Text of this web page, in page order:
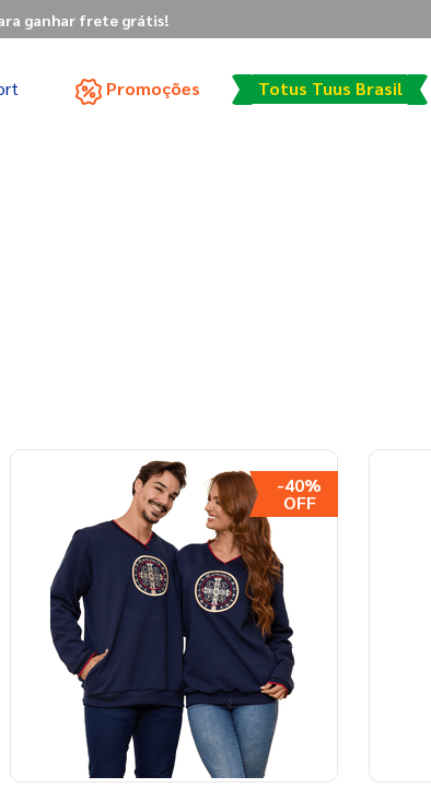
ganhar frete grátis!
Promoções Totus Tuus Brasil
-40%